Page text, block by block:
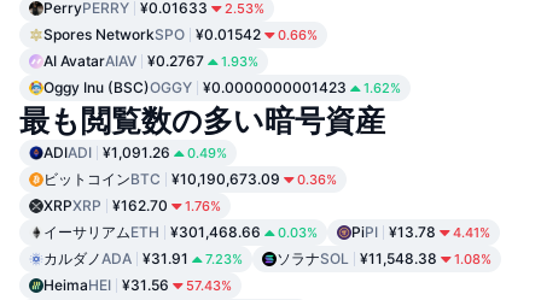
PerryPERRY ¥0.01633 2.53%
Spores NetworkSPO ¥0.01542 0.66%
AI AvatarAIAV ¥0.2767 1.93%
Oggy Inu (BSC)OGGY ¥0.0000000001423 1.62%
最も閲覧数の多い暗号資産
ADIADI ¥1,091.26 0.49%
ビットコインBTC ¥10,190,673.09 0.36%
XRPXRP ¥162.70 1.76%
イーサリアムETH ¥301,468.66 0.03% PiPI ¥13.78 4.41%
カルダノADA ¥31.91 7.23% ソラナSOL ¥11,548.38 1.08%
HeimaHEI ¥31.56 57.43%